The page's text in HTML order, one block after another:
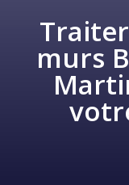
murs